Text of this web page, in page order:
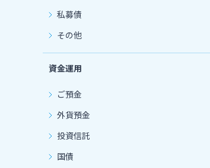
私募債
その他
資金運用
ご預金
外貨預金
投資信託
国債